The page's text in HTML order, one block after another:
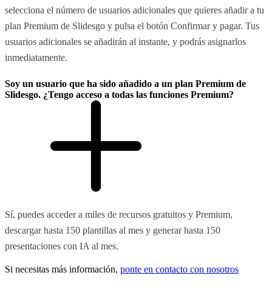
selecciona el número de usuarios adicionales que quieres añadir a tu
plan Premium de Slidesgo y pulsa el botón Confirmar y pagar. Tus
usuarios adicionales se añadirán al instante, y podrás asignarlos
inmediatamente.
Soy un usuario que ha sido añadido a un plan Premium de
Slidesgo. ¿Tengo acceso a todas las funciones Premium?
Sí, puedes acceder a miles de recursos gratuitos y Premium,
descargar hasta 150 plantillas al mes y generar hasta 150
presentaciones con IA al mes.
Si necesitas más información, ponte en contacto con nosotros